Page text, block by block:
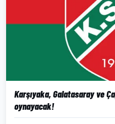
Karşıyaka, Galatasaray ve
oynayacak!